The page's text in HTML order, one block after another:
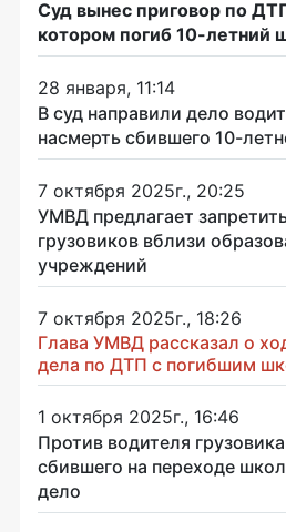
Суд вынес приговор по
котором погиб 10-летний
28 января, 11:14
В суд направили дело
насмерть сбившего 10-
7 октября 2025г., 20:25
УМВД предлагает
грузовиков вблизи
учреждений
7 октября 2025г., 18:26
Глава УМВД рассказал о
дела по ДТП с погибшим
1 октября 2025г., 16:46
Против водителя
сбившего на переходе
дело